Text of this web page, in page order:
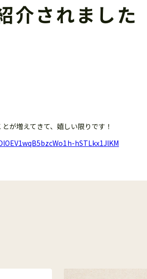
介されました
が増えてきて、嬉しい限りです！
hSTLkx1JlKM